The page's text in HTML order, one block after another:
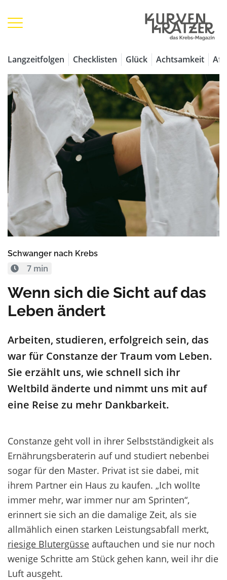
Langzeitfolgen Checklisten Glück Achtsamkeit
Schwanger nach Krebs
7 min
Wenn sich die Sicht auf das
Leben ändert
Arbeiten, studieren, erfolgreich sein, das
war für Constanze der Traum vom Leben.
Sie erzählt uns, wie schnell sich ihr
Weltbild änderte und nimmt uns mit auf
eine Reise zu mehr Dankbarkeit.
Constanze geht voll in ihrer Selbstständigkeit als
Ernährungsberaterin auf und studiert nebenbei
sogar für den Master. Privat ist sie dabei, mit
ihrem Partner ein Haus zu kaufen. „Ich wollte
immer mehr, war immer nur am Sprinten“,
erinnert sie sich an die damalige Zeit, als sie
allmählich einen starken Leistungsabfall merkt,
riesige Blutergüsse auftauchen und sie nur noch
wenige Schritte am Stück gehen kann, weil ihr die
Luft ausgeht.